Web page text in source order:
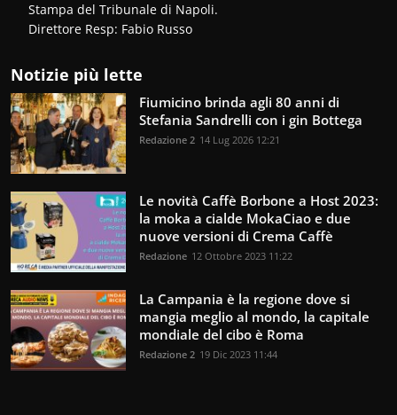
Stampa del Tribunale di Napoli.
Direttore Resp: Fabio Russo
Notizie più lette
Fiumicino brinda agli 80 anni di
Stefania Sandrelli con i gin Bottega
Redazione 2 14 Lug 2026 12:21
Le novità Caffè Borbone a Host 2023:
la moka a cialde MokaCiao e due
nuove versioni di Crema Caffè
Redazione 12 Ottobre 2023 11:22
La Campania è la regione dove si
mangia meglio al mondo, la capitale
mondiale del cibo è Roma
Redazione 2 19 Dic 2023 11:44